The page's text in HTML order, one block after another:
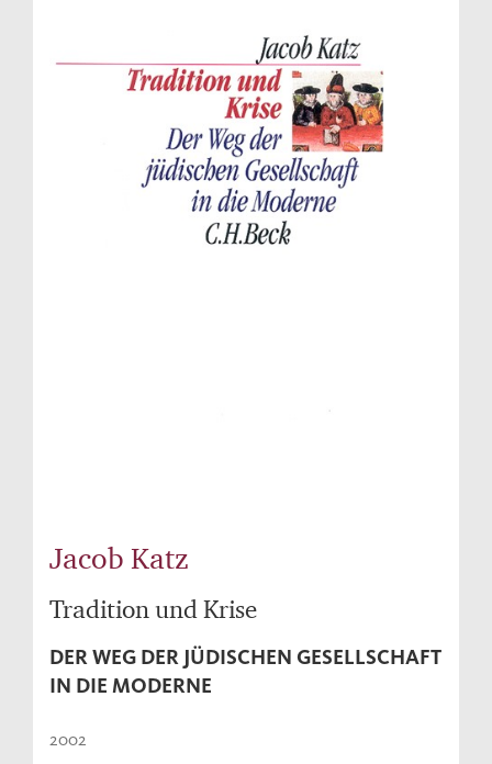
Jacob Katz
Tradition und Krise
DER WEG DER JÜDISCHEN GESELLSCHAFT
IN DIE MODERNE
2002